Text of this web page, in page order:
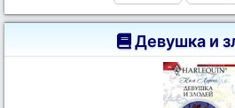
Девушка и